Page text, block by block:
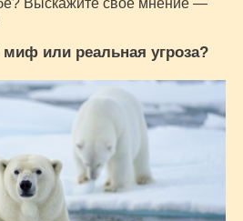
Выскажите своё мнение —
или реальная угроза?